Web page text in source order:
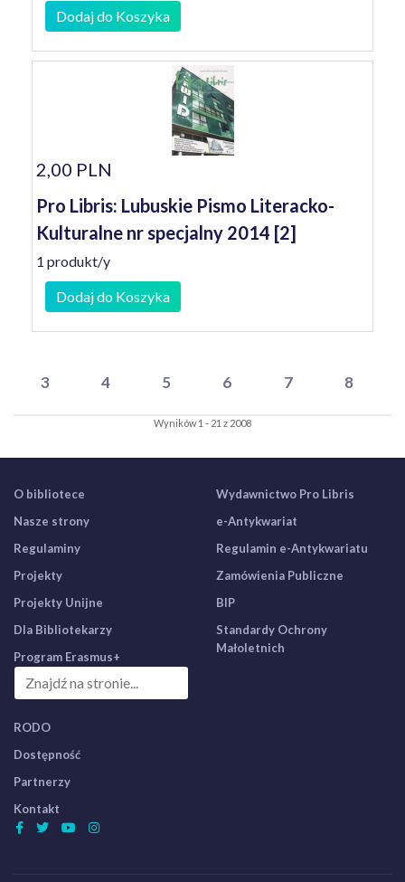
Dodaj do Koszyka
2,00 PLN
Pro Libris: Lubuskie Pismo Literacko-
Kulturalne nr specjalny 2014 [2]
1 produkt/y
Dodaj do Koszyka
3 4 5 6 7 8
Wyników 1 - 21 z 2008
O bibliotece
Nasze strony
Regulaminy
Projekty
Projekty Unijne
Dla Bibliotekarzy
Program Erasmus+
Wydawnictwo Pro Libris
e-Antykwariat
Regulamin e-Antykwariatu
Zamówienia Publiczne
BIP
Standardy Ochrony
Małoletnich
RODO
Dostępność
Partnerzy
Kontakt